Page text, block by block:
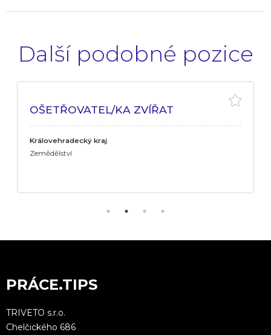
Další podobné pozice
OŠETŘOVATEL/KA ZVÍŘAT
Královehradecký kraj
Zemědělství
PRÁCE.TIPS
TRIVETO s.r.o.
Chelčického 686